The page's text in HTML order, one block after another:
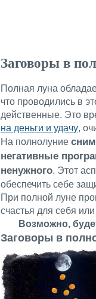
Заговоры в
Полная луна
что проводились в
действенные. Это
на деньги и удачу,
На полнолуние
негативные
ненужного. Этот
обеспечить себе
При полной луне
счастья для себя
Возможно,
Заговоры в